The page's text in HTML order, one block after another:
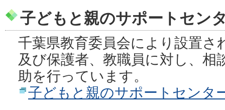
子どもと親のサポートセン
千葉県教育委員会により設置さ
及び保護者、教職員に対し、相
助を行っています。
子どもと親のサポートセンタ